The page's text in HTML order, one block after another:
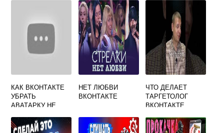
ЧЕРЕЗ ТЕЛЕФОН
КАК ВКОНТАКТЕ
УБРАТЬ
АВАТАРКУ НЕ
НЕТ ЛЮБВИ
ВКОНТАКТЕ
ЧТО ДЕЛАЕТ
ТАРГЕТОЛОГ
ВКОНТАКТЕ